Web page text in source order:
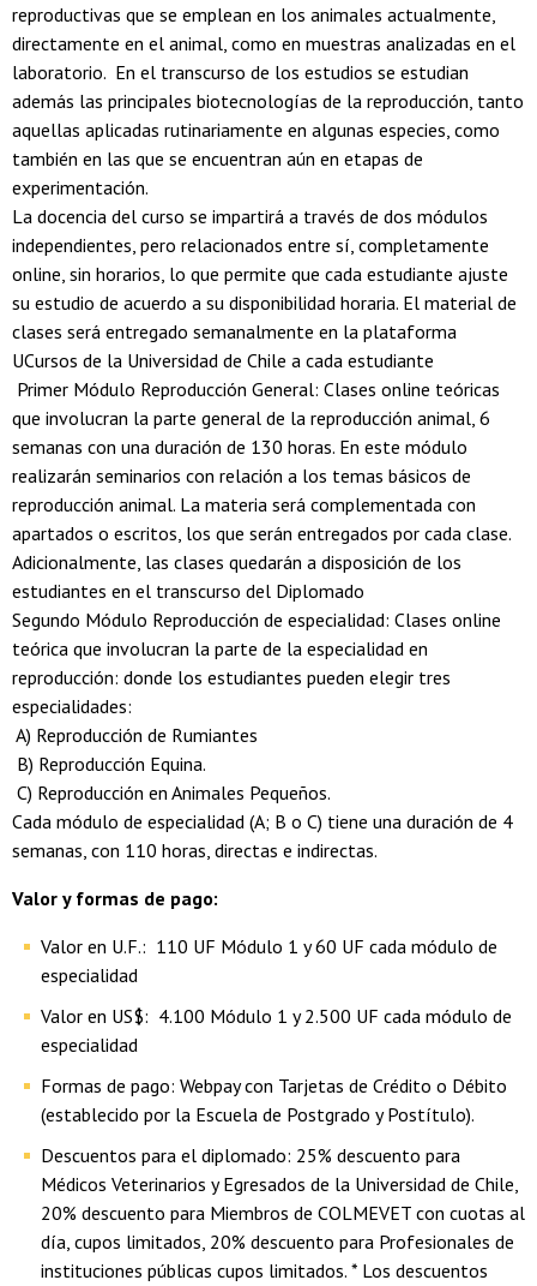
reproductivas que se emplean en los animales actualmente,
directamente en el animal, como en muestras analizadas en el
laboratorio. En el transcurso de los estudios se estudian
además las principales biotecnologías de la reproducción, tanto
aquellas aplicadas rutinariamente en algunas especies, como
también en las que se encuentran aún en etapas de
experimentación.
La docencia del curso se impartirá a través de dos módulos
independientes, pero relacionados entre sí, completamente
online, sin horarios, lo que permite que cada estudiante ajuste
su estudio de acuerdo a su disponibilidad horaria. El material de
clases será entregado semanalmente en la plataforma
UCursos de la Universidad de Chile a cada estudiante
Primer Módulo Reproducción General: Clases online teóricas
que involucran la parte general de la reproducción animal, 6
semanas con una duración de 130 horas. En este módulo
realizarán seminarios con relación a los temas básicos de
reproducción animal. La materia será complementada con
apartados o escritos, los que serán entregados por cada clase.
Adicionalmente, las clases quedarán a disposición de los
estudiantes en el transcurso del Diplomado
Segundo Módulo Reproducción de especialidad: Clases online
teórica que involucran la parte de la especialidad en
reproducción: donde los estudiantes pueden elegir tres
especialidades:
A) Reproducción de Rumiantes
B) Reproducción Equina.
C) Reproducción en Animales Pequeños.
Cada módulo de especialidad (A; B o C) tiene una duración de 4
semanas, con 110 horas, directas e indirectas.
Valor y formas de pago:
Valor en U.F.: 110 UF Módulo 1 y 60 UF cada módulo de
especialidad
Valor en US$: 4.100 Módulo 1 y 2.500 UF cada módulo de
especialidad
Formas de pago: Webpay con Tarjetas de Crédito o Débito
(establecido por la Escuela de Postgrado y Postítulo).
Descuentos para el diplomado: 25% descuento para
Médicos Veterinarios y Egresados de la Universidad de Chile,
20% descuento para Miembros de COLMEVET con cuotas al
día, cupos limitados, 20% descuento para Profesionales de
instituciones públicas cupos limitados. * Los descuentos